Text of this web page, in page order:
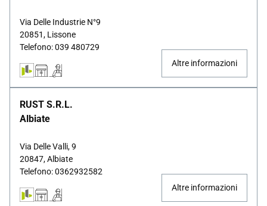
Via Delle Industrie N°9
20851, Lissone
Telefono: 039 480729
Altre informazioni
RUST S.R.L.
Albiate
Via Delle Valli, 9
20847, Albiate
Telefono: 0362932582
Altre informazioni